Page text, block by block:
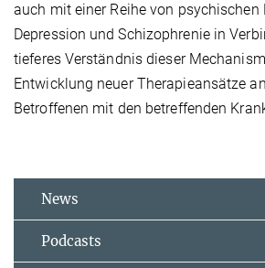
auch mit einer Reihe von psychischen
Depression und Schizophrenie in
tieferes Verständnis dieser
Entwicklung neuer Therapieansätze
Betroffenen mit den betreffenden
News
Podcasts